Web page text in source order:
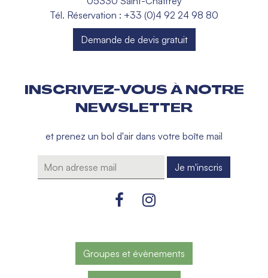
Tél. Réservation : +33 (0)4 92 24 98 80
Demande de devis gratuit
INSCRIVEZ-VOUS À NOTRE
NEWSLETTER
et prenez un bol d'air dans votre boîte mail
Groupes et évènements